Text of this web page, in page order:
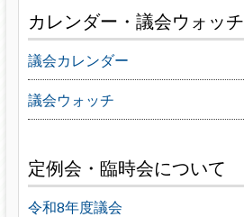
カレンダー・議会ウォッチ
議会カレンダー
議会ウォッチ
定例会・臨時会について
令和8年度議会